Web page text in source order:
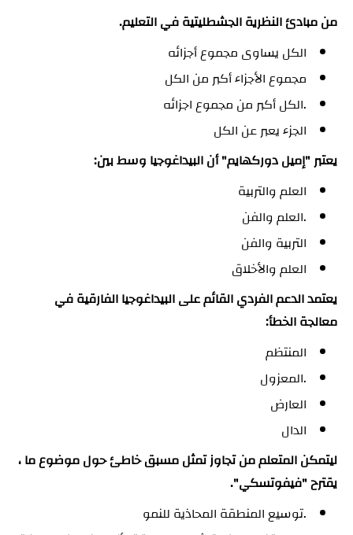
من مبادئ النظرية الجشطليتية في التعليم.
الكل يساوى مجموع أجزائه
مجموع الأجزاء أكبر من الكل
.الكل أكبر من مجموع اجزائه
الجزء يعبر عن الكل
يعتبر "إميل دوركهايم" أن البيداغوجيا وسط بين:
العلم والتربية
.العلم والفن
التربية والفن
العلم والأخلاق
يعتمد الدعم الفردي القائم على البيداغوجيا الفارقية في
معالجة الخطأ:
المنتظم
.المعزول
العارض
الدال
ليتمكن المتعلم من تجاوز تمثل مسبق خاطئ حول موضوع ما ،
يقترح "فيفوتسكي".
.توسيع المنطقة المحاذية للنمو